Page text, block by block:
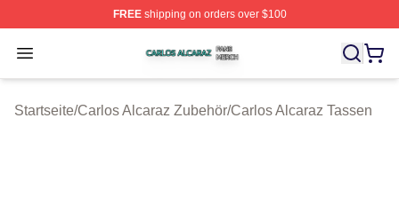
FREEshipping on orders over $100
Open menu
Carlos Alcaraz Shop ⚡️ Officially Licensed Carlos
Startseite/Carlos Alcaraz Zubehör/Carlos Alcaraz Tassen